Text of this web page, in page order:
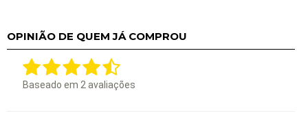
OPINIÃO DE QUEM JÁ COMPROU
Baseado em 2avaliações